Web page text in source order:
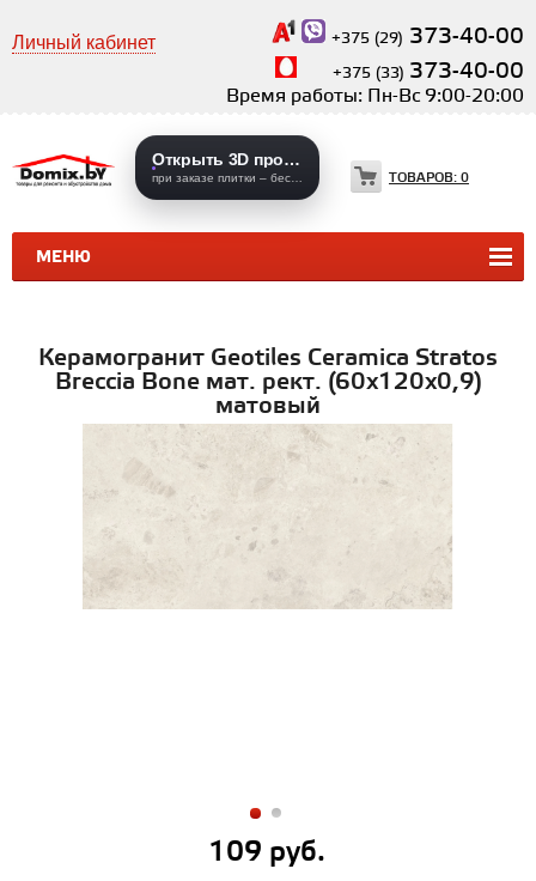
Личный кабинет +375 (29) 373-40-00
+375 (33) 373-40-00
Время работы: Пн-Вс 9:00-20:00
МЕНЮ
Открыть 3D проекты
ТОВАРОВ: 0
КЕРАМИЧЕСКАЯ ПЛИТКА
Керамогранит Geotiles Ceramica Stratos
Breccia Bone мат. рект. (60х120х0,9)
матовый
109 руб.